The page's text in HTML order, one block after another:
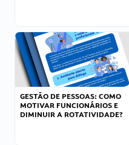
GESTÃO DE PESSOAS: COMO
MOTIVAR FUNCIONÁRIOS E
DIMINUIR A ROTATIVIDADE?